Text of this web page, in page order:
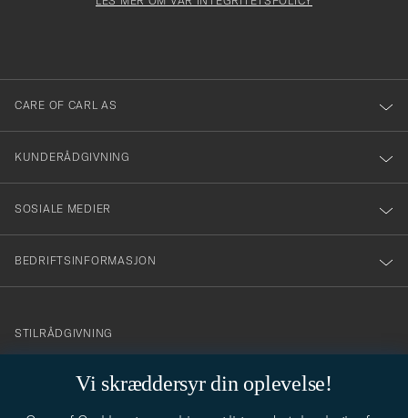
Vi skræddersyr din oplevelse!
dig
till
vårt
nyhetsbrev!
CARE OF CARL AS
KUNDERÅDGIVNING
SOSIALE MEDIER
BEDRIFTSINFORMASJON
info@careofcarl.no
STILRÅDGIVNING